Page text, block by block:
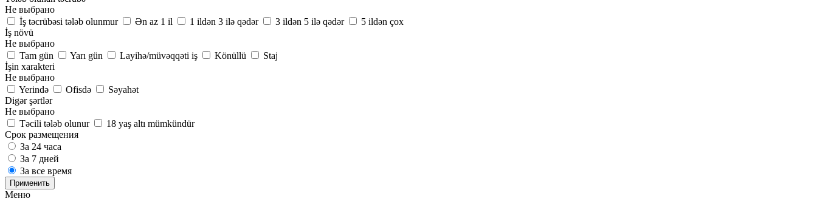
Не выбрано
İş təcrübəsi tələb olunmur
Ən az 1 il 1 ildən 3 ilə qədər 3 ildən 5 ilə qədər
5 ildən çox
İş növü
Не выбрано
Tam gün
Yarı gün Layihə/müvəqqəti iş Könüllü
Staj
İşin xarakteri
Не выбрано
Yerində
Ofisdə
Səyahət
Digər şərtlər
Не выбрано
Təcili tələb olunur
18 yaş altı mümkündür
Срок размещения
За 24 часа
За 7 дней
За все время
Применить
Меню